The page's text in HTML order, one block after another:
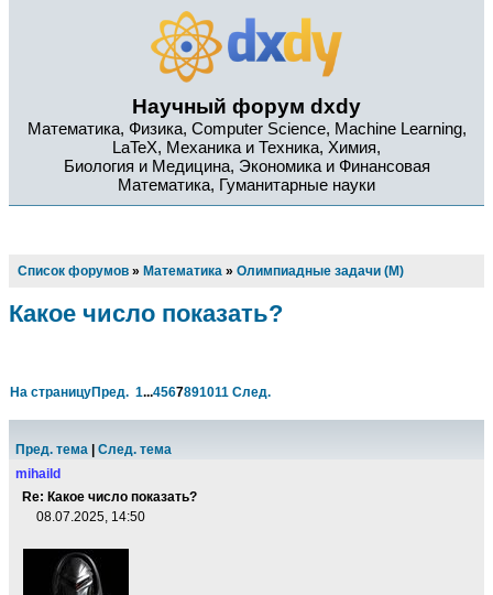
Научный форум dxdy
Математика, Физика, Computer Science, Machine Learning,
LaTeX, Механика и Техника, Химия,
Биология и Медицина, Экономика и Финансовая
Математика, Гуманитарные науки
Список форумов » Математика » Олимпиадные задачи (М)
Какое число показать?
На страницуПред. 1...4567891011 След.
Пред. тема
След. тема
mihaild
Re: Какое число показать?
08.07.2025, 14:50